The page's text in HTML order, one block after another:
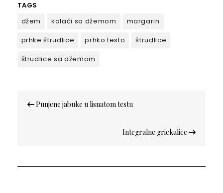
TAGS
džem
kolači sa džemom
margarin
prhke štrudlice
prhko testo
štrudlice
štrudlice sa džemom
чланка
Punjene jabuke u lisnatom testu
Integralne grickalice